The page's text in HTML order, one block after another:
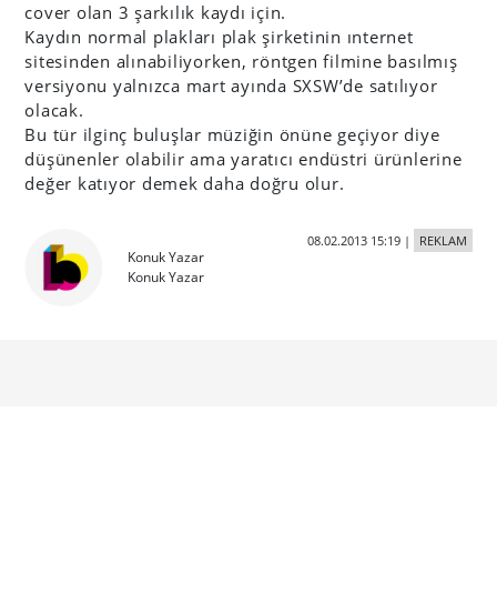
cover olan 3 şarkılık kaydı için.
Kaydın normal plakları plak şirketinin ınternet
sitesinden alınabiliyorken, röntgen filmine basılmış
versiyonu yalnızca mart ayında SXSW’de satılıyor
olacak.
Bu tür ilginç buluşlar müziğin önüne geçiyor diye
düşünenler olabilir ama yaratıcı endüstri ürünlerine
değer katıyor demek daha doğru olur.
Konuk Yazar
Konuk Yazar
08.02.2013 15:19| REKLAM